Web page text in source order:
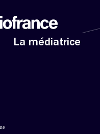
La médiatrice